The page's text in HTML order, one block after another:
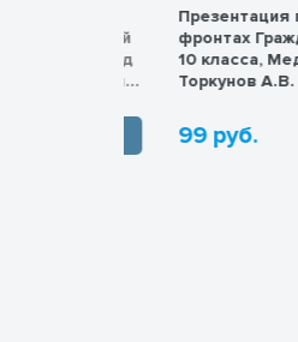
Презентация по
фронтах
10 класса,
Торкунов А.В.
99 руб.